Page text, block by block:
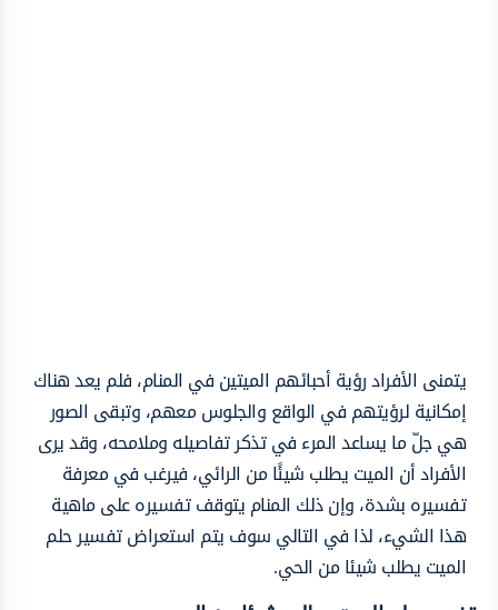
يتمنى الأفراد رؤية أحبائهم الميتين في المنام، فلم يعد هناك
إمكانية لرؤيتهم في الواقع والجلوس معهم، وتبقى الصور
هي جلّ ما يساعد المرء في تذكر تفاصيله وملامحه، وقد يرى
الأفراد أن الميت يطلب شيئًا من الرائي، فيرغب في معرفة
تفسيره بشدة، وإن ذلك المنام يتوقف تفسيره على ماهية
هذا الشيء، لذا في التالي سوف يتم استعراض تفسير حلم
الميت يطلب شيئا من الحي.